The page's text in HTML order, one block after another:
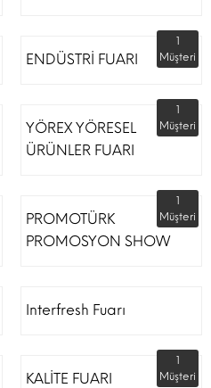
ENDÜSTRİ FUARI
1
Müşteri
YÖREX YÖRESEL
ÜRÜNLER FUARI
1
Müşteri
PROMOTÜRK
PROMOSYON SHOW
1
Müşteri
Interfresh Fuarı
KALİTE FUARI
1
Müşteri